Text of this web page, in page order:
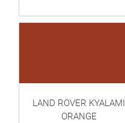
LAND ROVER KYALAMI
ORANGE